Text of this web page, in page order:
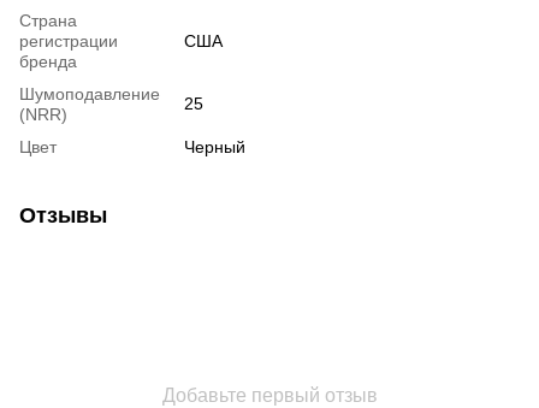
Страна
регистрации
бренда
США
Шумоподавление
(NRR)
25
Цвет Черный
Отзывы
Добавьте первый отзыв